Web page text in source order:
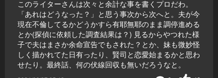
このライターさんは次々と余計な事を書くプロだわ。
「あれはどうなった？」と思う事次から次へと。夫が今
現在不倫してるかどうかすら有耶無耶のまま調停進める
とか(探偵に依頼した調査結果は？) 見るからやつれた様
子で夫はまさか余命宣告でもされた？とか、妹も微妙怪
しく描かれてた日有ったり、賢司と恋愛始まるかと思わ
せたり。最終話、何の伏線回収も無いだろうなと。